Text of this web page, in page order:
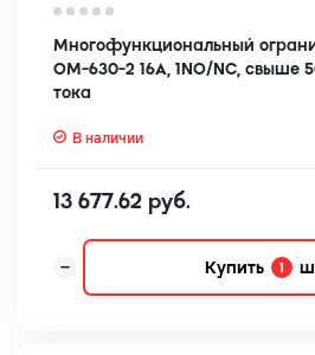
Многофункциональный
OM-630-2 16А, 1NO/NC, свыше
тока
В наличии
13 677.62 руб.
Купить 1